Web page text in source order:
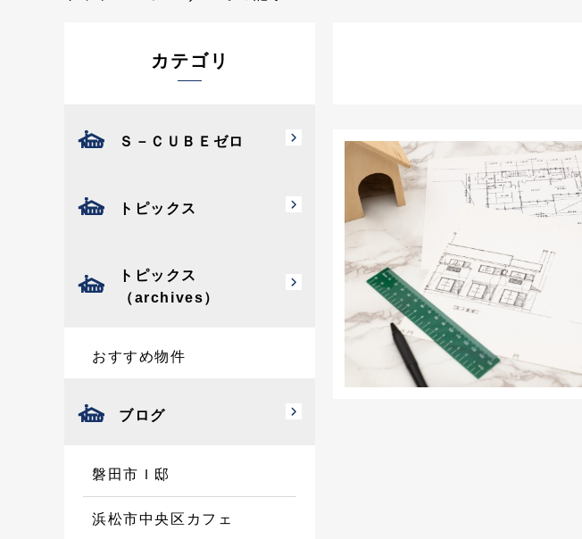
カテゴリ
Ｓ－ＣＵＢＥゼロ
トピックス
トピックス
（archives）
おすすめ物件
ブログ
磐田市Ｉ邸
浜松市中央区カフェ